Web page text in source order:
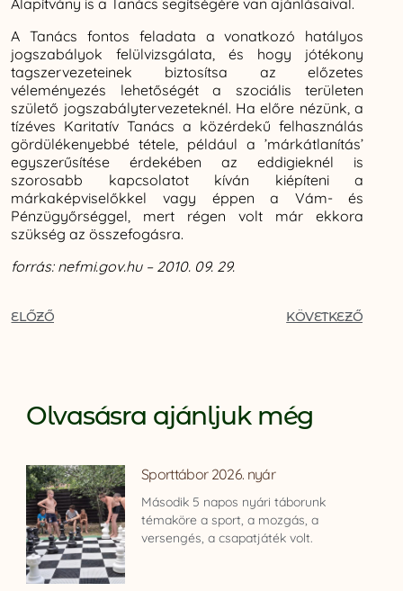
Alapítvány is a Tanács segítségére van ajánlásaival.
A Tanács fontos feladata a vonatkozó hatályos
jogszabályok felülvizsgálata, és hogy jótékony
tagszervezeteinek biztosítsa az előzetes
véleményezés lehetőségét a szociális területen
születő jogszabálytervezeteknél. Ha előre nézünk, a
tízéves Karitatív Tanács a közérdekű felhasználás
gördülékenyebbé tétele, például a ’márkátlanítás’
egyszerűsítése érdekében az eddigieknél is
szorosabb kapcsolatot kíván kiépíteni a
márkaképviselőkkel vagy éppen a Vám- és
Pénzügyőrséggel, mert régen volt már ekkora
szükség az összefogásra.
forrás: nefmi.gov.hu – 2010. 09. 29.
ELŐZŐ KÖVETKEZŐ
Olvasásra ajánljuk még
Sporttábor 2026. nyár
Második 5 napos nyári táborunk
témaköre a sport, a mozgás, a
versengés, a csapatjáték volt.